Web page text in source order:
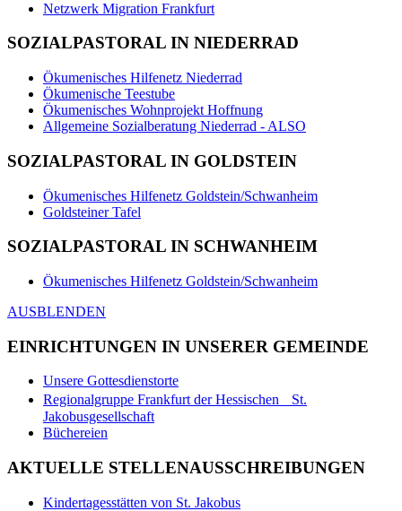
Netzwerk Migration Frankfurt
SOZIALPASTORAL IN NIEDERRAD
Ökumenisches Hilfenetz Niederrad
Ökumenische Teestube
Ökumenisches Wohnprojekt Hoffnung
Allgemeine Sozialberatung Niederrad - ALSO
SOZIALPASTORAL IN GOLDSTEIN
Ökumenisches Hilfenetz Goldstein/Schwanheim
Goldsteiner Tafel
SOZIALPASTORAL IN SCHWANHEIM
Ökumenisches Hilfenetz Goldstein/Schwanheim
AUSBLENDEN
EINRICHTUNGEN IN UNSERER GEMEINDE
Unsere Gottesdienstorte
Regionalgruppe Frankfurt der Hessischen St.
Jakobusgesellschaft
Büchereien
AKTUELLE STELLENAUSSCHREIBUNGEN
Kindertagesstätten von St. Jakobus